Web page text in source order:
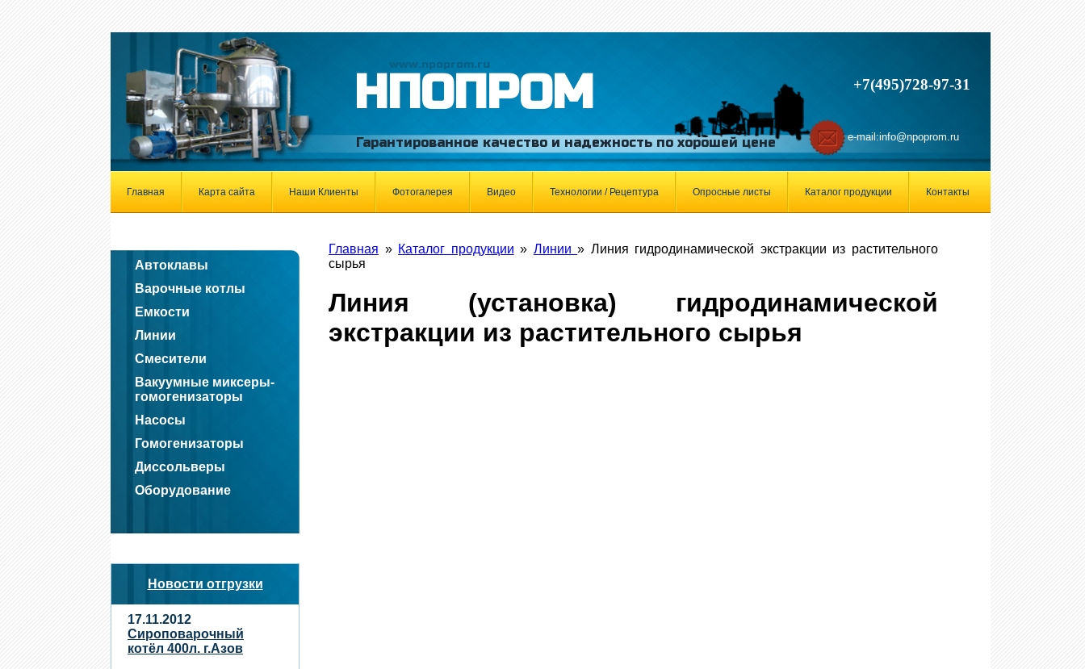
www.npoprom.ru
НПОПРОМ
Гарантированное качество и надежность по хорошей цене
+7(495)728-97-31
e-mail:info@npoprom.ru
Главная Карта сайта Наши Клиенты Фотогалерея Видео Технологии / Рецептура Опросные листы Каталог продукции Контакты
Автоклавы
Варочные котлы
Емкости
Линии
Смесители
Вакуумные миксеры-
гомогенизаторы
Насосы
Гомогенизаторы
Диссольверы
Оборудование
Новости отгрузки
17.11.2012
Сироповарочный
котёл 400л. г.Азов
Главная » Каталог продукции » Линии» Линия гидродинамической экстракции из растительного
сырья
Линия (установка) гидродинамической
экстракции из растительного сырья